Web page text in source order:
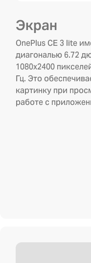
Экран
OnePlus CE 3 lite
диагональю 6.72
1080x2400
Гц. Это
картинку при
работе с